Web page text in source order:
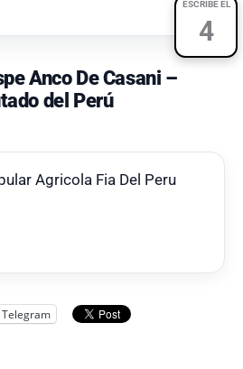
ESCRIBE EL
4
Anco De Casani –
del Perú
Agricola Fia Del Peru
Telegram